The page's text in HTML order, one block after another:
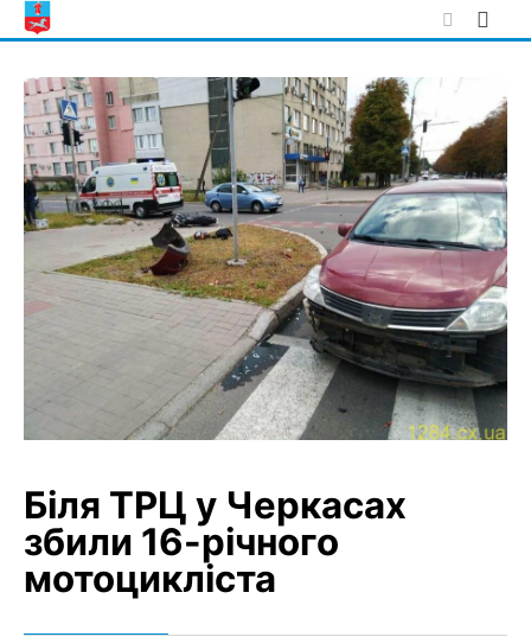
Skip
to
Біля ТРЦ у Черкасах
збили 16-річного
мотоцикліста